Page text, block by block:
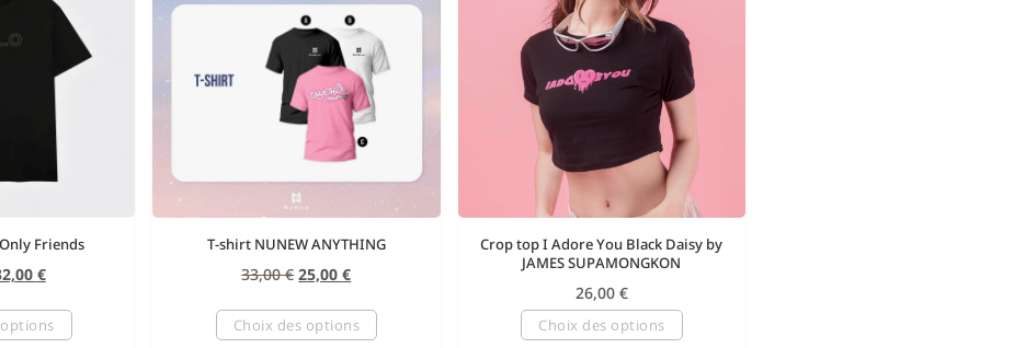
Friends
€
T-shirt NUNEW ANYTHING
33,00€ 25,00€
Choix des options
Crop top I Adore You Black Daisy by
JAMES SUPAMONGKON
26,00 €
Choix des options